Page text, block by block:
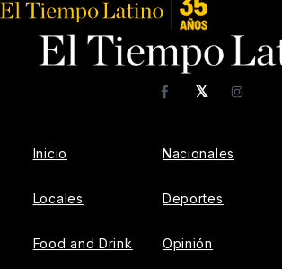
𝕏
Facebook
Inicio
Locales
Food and Drink
Nacionales
Deportes
Opinión